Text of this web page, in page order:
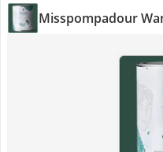
Misspompadour